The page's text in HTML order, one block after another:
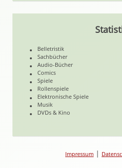
Belletristik
Sachbücher
Audio-Bücher
Comics
Spiele
Rollenspiele
Elektronische Spiele
Musik
DVDs & Kino
Impressum |